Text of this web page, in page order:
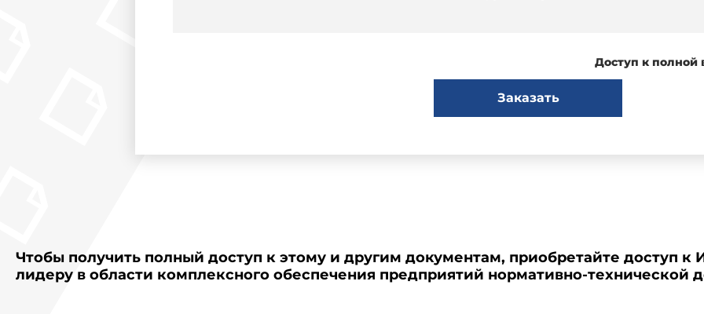
Доступ к полной
Заказать
Чтобы получить полный доступ к этому и другим документам, приобретайте доступ к
лидеру в области комплексного обеспечения предприятий нормативно-технической